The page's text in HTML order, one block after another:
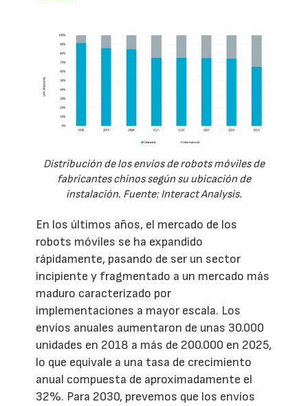
Distribución de los envíos de robots móviles de
fabricantes chinos según su ubicación de
instalación. Fuente: Interact Analysis.
En los últimos años, el mercado de los
robots móviles se ha expandido
rápidamente, pasando de ser un sector
incipiente y fragmentado a un mercado más
maduro caracterizado por
implementaciones a mayor escala. Los
envíos anuales aumentaron de unas 30.000
unidades en 2018 a más de 200.000 en 2025,
lo que equivale a una tasa de crecimiento
anual compuesta de aproximadamente el
32%. Para 2030, prevemos que los envíos